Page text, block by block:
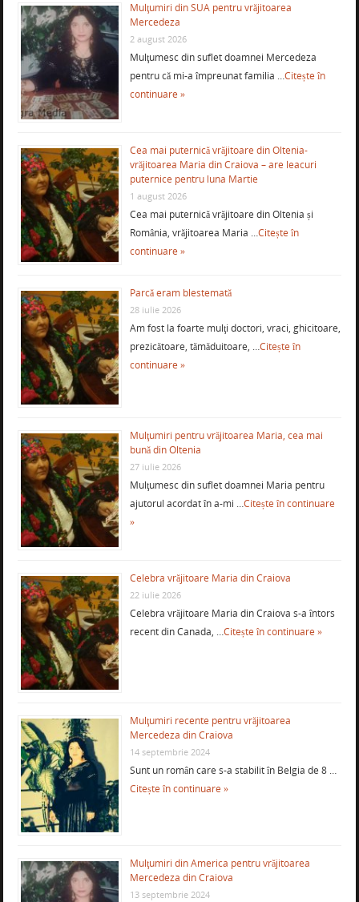
Mulţumiri din SUA pentru vrăjitoarea
Mercedeza
2 august 2026
Mulţumesc din suflet doamnei Mercedeza
pentru că mi-a împreunat familia …Citește în
continuare »
Cea mai puternică vrăjitoare din Oltenia-
vrăjitoarea Maria din Craiova – are leacuri
puternice pentru luna Martie
1 august 2026
Cea mai puternică vrăjitoare din Oltenia și
România, vrăjitoarea Maria …Citește în
continuare »
Parcă eram blestemată
28 iulie 2026
Am fost la foarte mulţi doctori, vraci, ghicitoare,
prezicătoare, tămăduitoare, …Citește în
continuare »
Mulţumiri pentru vrăjitoarea Maria, cea mai
bună din Oltenia
27 iulie 2026
Mulţumesc din suflet doamnei Maria pentru
ajutorul acordat în a-mi …Citește în continuare
»
Celebra vrăjitoare Maria din Craiova
22 iulie 2026
Celebra vrăjitoare Maria din Craiova s-a întors
recent din Canada, …Citește în continuare »
Mulţumiri recente pentru vrăjitoarea
Mercedeza din Craiova
14 septembrie 2024
Sunt un român care s-a stabilit în Belgia de 8 …
Citește în continuare »
Mulţumiri din America pentru vrăjitoarea
Mercedeza din Craiova
13 septembrie 2024